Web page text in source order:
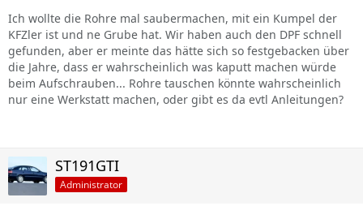
Ich wollte die Rohre mal saubermachen, mit ein Kumpel der
KFZler ist und ne Grube hat. Wir haben auch den DPF schnell
gefunden, aber er meinte das hätte sich so festgebacken über
die Jahre, dass er wahrscheinlich was kaputt machen würde
beim Aufschrauben... Rohre tauschen könnte wahrscheinlich
nur eine Werkstatt machen, oder gibt es da evtl Anleitungen?
ST191GTI
Administrator